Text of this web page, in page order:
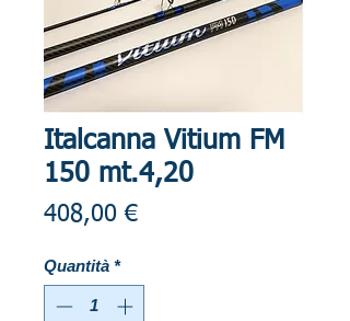
Italcanna Vitium FM
150 mt.4,20
408,00 €Prezzo
Quantità *